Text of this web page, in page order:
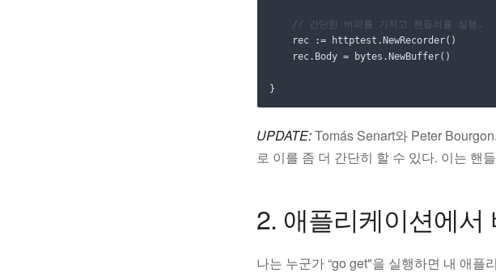
// 간단한 버퍼를 가지고 핸들러를 실행.
rec
:= httptest . NewRecorder()
rec. Body = bytes . NewBuffer()
}
UPDATE:Tomás Senart와 Peter
로 이를 좀 더 간단히 할 수 있다. 이는 핸
2. 애플리케이션에
나는 누군가 “go get"을 실행하면 내 애플